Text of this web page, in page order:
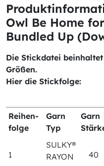
Owl Be Home
Bundled Up
Die Stickdatei
Größen.
Hier die Stickfolge:
Reihen-
folge
Garn
Typ
Garn
1
SULKY®
RAYON
40